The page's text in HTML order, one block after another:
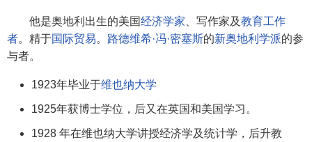
他是奥地利出生的美国经济学家 、写作家及教育工作
者。精于国际贸易。 路德维希·冯·密塞斯的新奥地利学派的参
与者。
1923年毕业于维也纳大学
1925年获博士学位，后又在英国和美国学习。
1928 年在维也纳大学讲授经济学及统计学，后升教